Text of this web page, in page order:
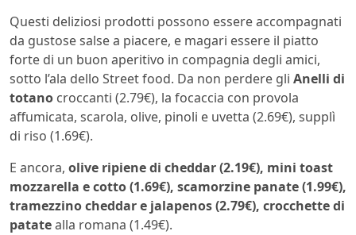
Questi deliziosi prodotti possono essere accompagnati
da gustose salse a piacere, e magari essere il piatto
forte di un buon aperitivo in compagnia degli amici,
sotto l’ala dello Street food. Da non perdere gli Anelli di
totano croccanti (2.79€), la focaccia con provola
affumicata, scarola, olive, pinoli e uvetta (2.69€), supplì
di riso (1.69€).
E ancora, olive ripiene di cheddar (2.19€), mini toast
mozzarella e cotto (1.69€), scamorzine panate (1.99€),
tramezzino cheddar e jalapenos (2.79€), crocchette di
patatealla romana (1.49€).